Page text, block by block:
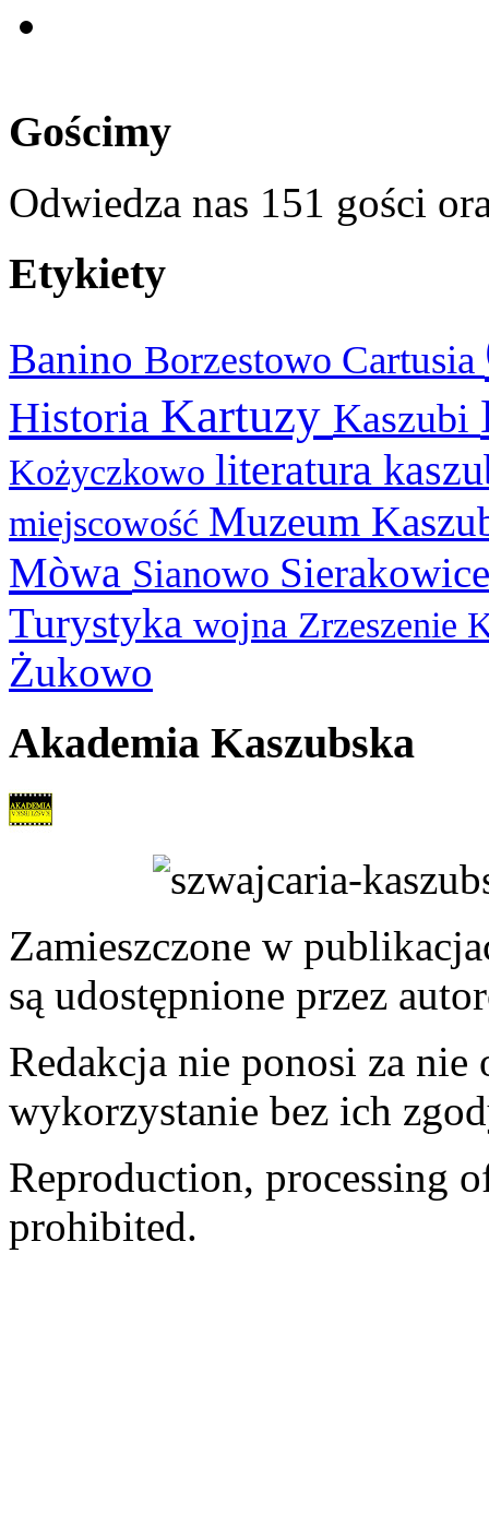
Gościmy
Odwiedza nas 151 gości
Etykiety
Banino Borzestowo Cartusia
Historia Kartuzy Kaszubi
Kożyczkowo literatura
miejscowość Muzeum
Mòwa Sianowo
Turystyka wojna Zrzeszenie
Żukowo
Akademia Kaszubska
Zamieszczone w
są udostępnione przez
Redakcja nie ponosi za
wykorzystanie bez ich
Reproduction, processing
prohibited.